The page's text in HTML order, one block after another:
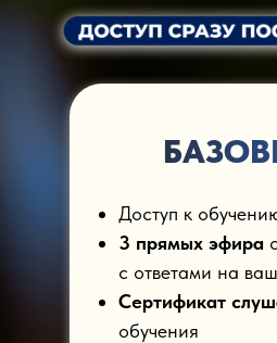
Доступ к
3 прямых эфира
с ответами на
Сертификат
обучения